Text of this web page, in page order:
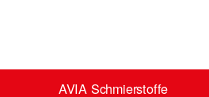
AVIA Schmierstoffe